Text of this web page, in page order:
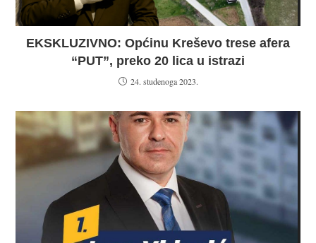
EKSKLUZIVNO: Općinu Kreševo trese afera
“PUT”, preko 20 lica u istrazi
24. studenoga 2023.